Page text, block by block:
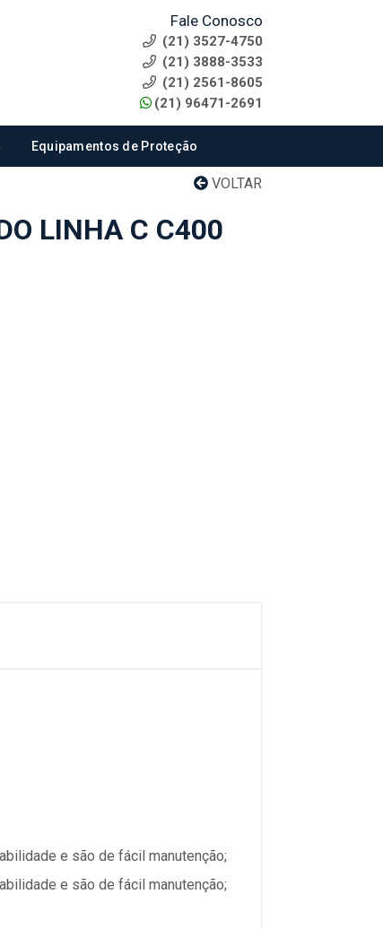
Fale Conosco
(21) 3527-4750
(21) 3888-3533
(21) 2561-8605
(21) 96471-2691
Equipamentos de Proteção
VOLTAR
LINHA C C400
e são de fácil manutenção;
e são de fácil manutenção;